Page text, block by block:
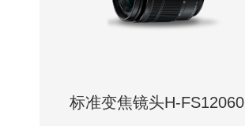
标准变焦镜头H-FS12060